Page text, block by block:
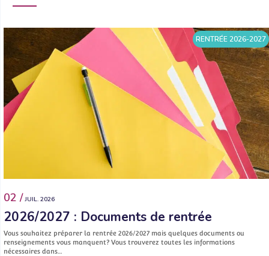
RENTRÉE 2026-2027
02 / JUIL. 2026
2026/2027 : Documents de rentrée
Vous souhaitez préparer la rentrée 2026/2027 mais quelques documents ou
renseignements vous manquent? Vous trouverez toutes les informations
nécessaires dans…